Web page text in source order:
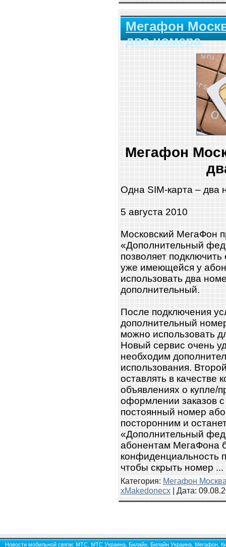
Мегафон
два номера
Мегафон
Одна SIM-карта – два
5 августа 2010
Московский МегаФон
«Дополнительный
позволяет
уже имеющейся у
использовать два
дополнительный.
После подключения
дополнительный
можно использовать
Новый сервис очень
необходим
использования.
оставлять в качестве
объявлениях о купле/
оформлении заказов
постоянный номер
посторонним и
«Дополнительный
абонентам МегаФона
конфиденциальность
чтобы скрыть номер ...
Категория: Мегафон
xMakedonecx | Дата:
Новости мобильной связи: МТС, МТС Украина, Билайн, Билайн Украина, Мегафон,